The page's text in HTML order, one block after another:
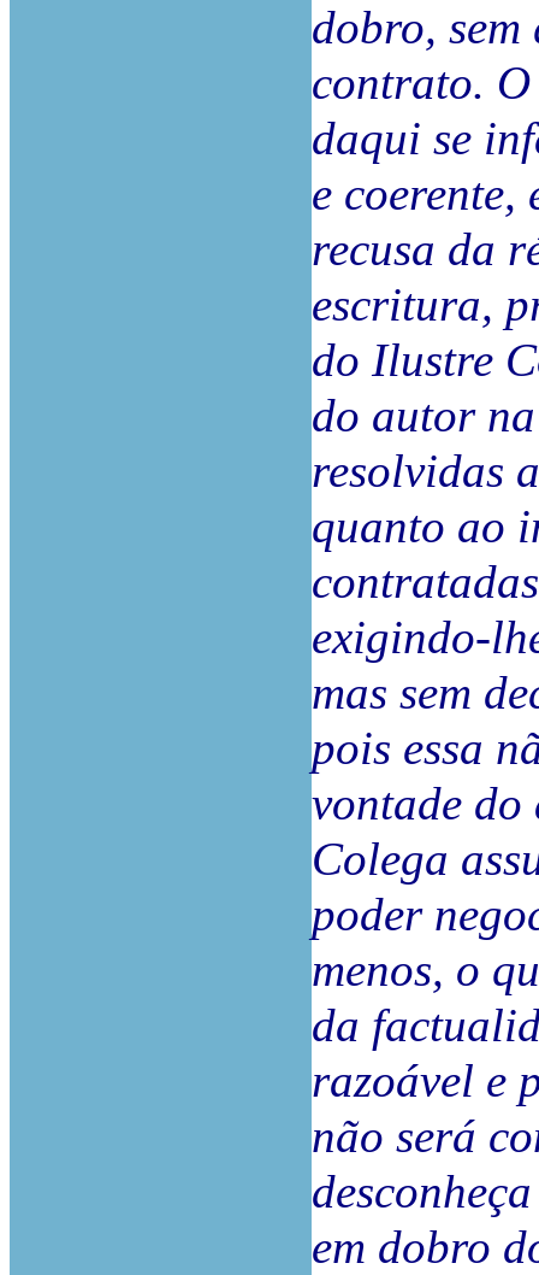
dobro,
contrato.
daqui se
e coerente,
recusa da
escritura,
do Ilustre
do autor
resolvidas
quanto ao
exigindo-
mas sem
pois essa
vontade
Colega
poder
menos, o
da
razoável e
não será
em dobro